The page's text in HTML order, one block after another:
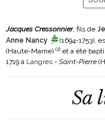
Jacques Cressonnier, fils de
Anne Nancy
(1694-1753),
(Haute-Marne) (1) et a été
1719 à Langres - Saint-Pierre
Sa